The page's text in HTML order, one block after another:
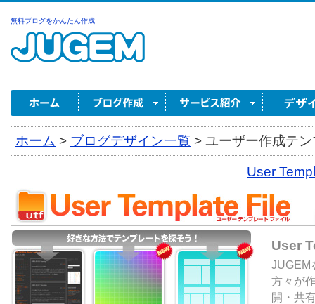
無料ブログをかんたん作成
ホーム > ブログデザイン一覧 > ユーザー作成テ
User
User
JUGEM
方々が
開・共